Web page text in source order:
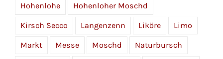
Hohenlohe Hohenloher Moschd
Kirsch Secco Langenzenn Liköre Limo
Markt Messe Moschd Naturbursch